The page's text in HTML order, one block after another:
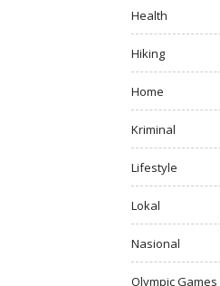
Health
Hiking
Home
Kriminal
Lifestyle
Lokal
Nasional
Olympic Games